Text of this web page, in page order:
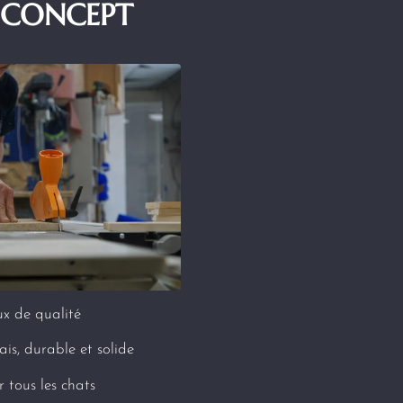
de qualité
durable et solide
tous les chats